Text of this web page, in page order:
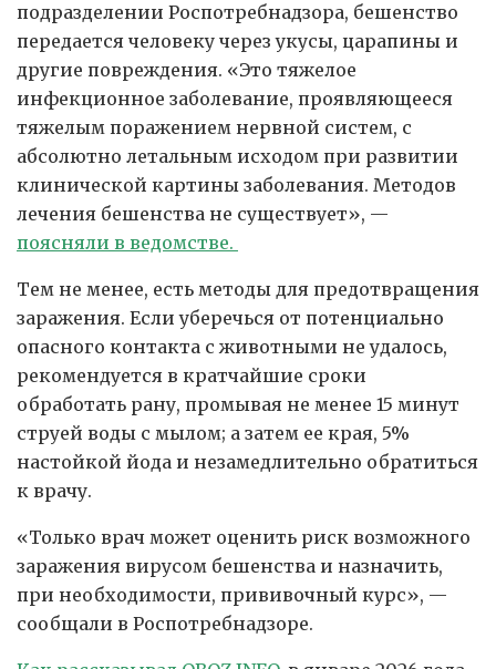
подразделении Роспотребнадзора, бешенство
передается человеку через укусы, царапины и
другие повреждения. «Это тяжелое
инфекционное заболевание, проявляющееся
тяжелым поражением нервной систем, с
абсолютно летальным исходом при развитии
клинической картины заболевания. Методов
лечения бешенства не существует», —
поясняли в ведомстве.
Тем не менее, есть методы для предотвращения
заражения. Если уберечься от потенциально
опасного контакта с животными не удалось,
рекомендуется в кратчайшие сроки
обработать рану, промывая не менее 15 минут
струей воды с мылом; а затем ее края, 5%
настойкой йода и незамедлительно обратиться
к врачу.
«Только врач может оценить риск возможного
заражения вирусом бешенства и назначить,
при необходимости, прививочный курс», —
сообщали в Роспотребнадзоре.